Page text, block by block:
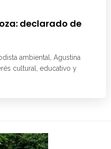
declarado de
ambiental, Agustina
cultural, educativo y